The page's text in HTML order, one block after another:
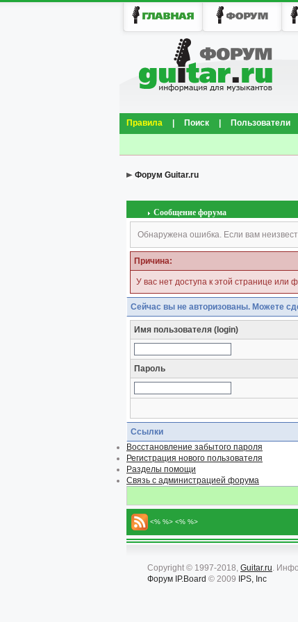
Правила Поиск Пользователи
Форум Guitar.ru
Сообщение форума
Обнаружена ошибка. Если вам
Причина:
У вас нет доступа к этой странице или
Сейчас вы не авторизованы. Можете
Имя пользователя (login)
Пароль
Ссылки
Восстановление забытого пароля
Регистрация нового пользователя
Разделы помощи
Связь с администрацией форума
<% %> <% %>
Copyright © 1997-2018, Guitar.ru.
Форум IP.Board © 2009 IPS, Inc